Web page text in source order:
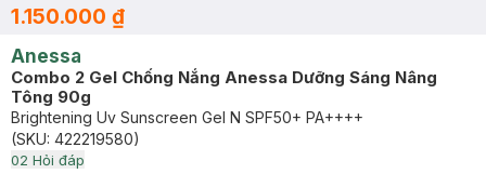
1.150.000 ₫
Anessa
Combo 2 Gel Chống Nắng Anessa Dưỡng Sáng Nâng
Tông 90g
Brightening Uv Sunscreen Gel N SPF50+ PA++++
(SKU: 422219580)
02 Hỏi đáp